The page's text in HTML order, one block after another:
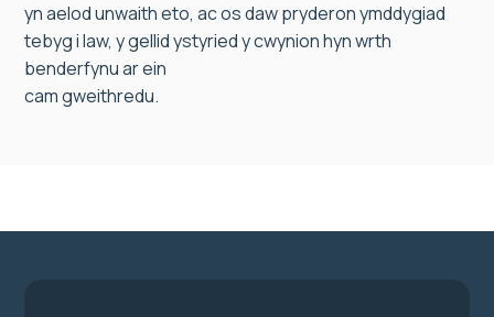
yn aelod unwaith eto, ac os daw pryderon ymddygiad
tebyg i law, y gellid ystyried y cwynion hyn wrth
benderfynu ar ein
cam gweithredu.